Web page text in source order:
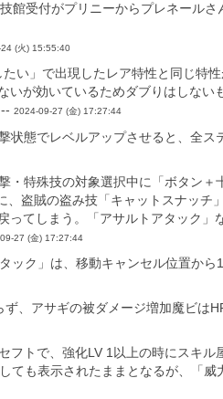
館受付がプリニーからプレネールさ
(火) 15:55:40
い」で出現したレア特性と同じ特
が効いているためダブりはしない
--2024-09-27 (金) 17:27:44
状態でレベルアップさせると、全ス
特殊技の対象選択中に「ボタン＋
盗賊の盗み技「キャットスナッチ
てしまう。「アサルトアタック」
27 (金) 17:27:44
ク」は、移動キャンセル位置から
、アサギの被ダメージ増加魔ビは
トで、強化LV 1以上の時にスキル
ても表示されたままとなるが、「